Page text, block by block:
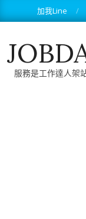
to
加我Line
服務是工作達人